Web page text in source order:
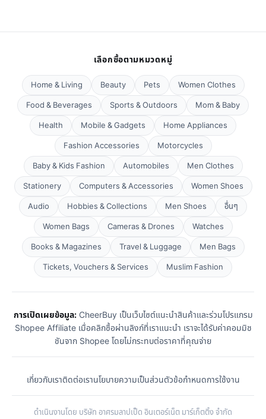
เลือกซื้อตามหมวดหมู่
Home & Living Beauty Pets
Women Clothes
Food & Beverages
Sports & Outdoors
Mom & Baby
Health
Mobile & Gadgets
Home Appliances
Fashion Accessories
Motorcycles
Baby & Kids Fashion
Automobiles
Men Clothes
Stationery
Computers & Accessories
Women Shoes
Audio
Hobbies & Collections Men Shoes
อื่นๆ
Women Bags
Cameras & Drones
Watches
Books & Magazines
Travel & Luggage
Men Bags
Tickets, Vouchers & Services
Muslim Fashion
การเปิดเผยข้อมูล:CheerBuy เป็นเว็บไซต์แนะนำสินค้าและร่วมโปรแกรม
Shopee Affiliate เมื่อคลิกซื้อผ่านลิงก์ที่เราแนะนำ เราจะได้รับค่าคอมมิช
ชันจาก Shopee โดยไม่กระทบต่อราคาที่คุณจ่าย
เกี่ยวกับเราติดต่อเรานโยบายความเป็นส่วนตัวข้อกำหนดการใช้งาน
ดำเนินงานโดย บริษัท อาศรมลาปเป็ด อินเตอร์เน็ต มาร์เก็ตติ้ง จำกัด